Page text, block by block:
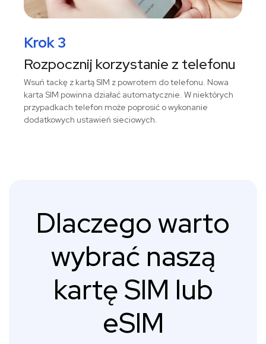
Krok 3
Rozpocznij korzystanie z telefonu
Wsuń tackę z kartą SIM z powrotem do telefonu. Nowa
karta SIM powinna działać automatycznie. W niektórych
przypadkach telefon może poprosić o wykonanie
dodatkowych ustawień sieciowych.
Dlaczego warto
wybrać naszą
kartę SIM lub
eSIM